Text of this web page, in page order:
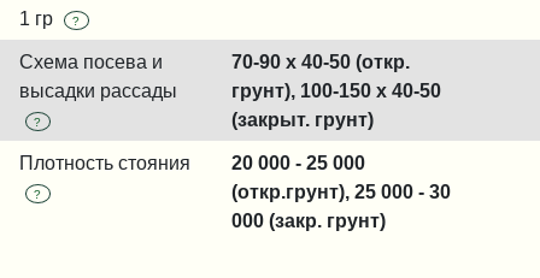
1 гр
?
Схема посева и
высадки рассады
?
70-90 x 40-50 (откр.
грунт), 100-150 x 40-50
(закрыт. грунт)
Плотность стояния
?
20 000 - 25 000
(откр.грунт), 25 000 - 30
000 (закр. грунт)